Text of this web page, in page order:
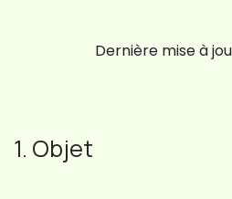
Dernière mise à
1. Objet